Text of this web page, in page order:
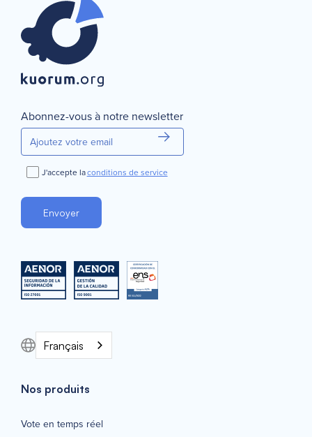
Abonnez-vous à notre newsletter
J'accepte laconditions de service
Français
Nos produits
Vote en temps réel